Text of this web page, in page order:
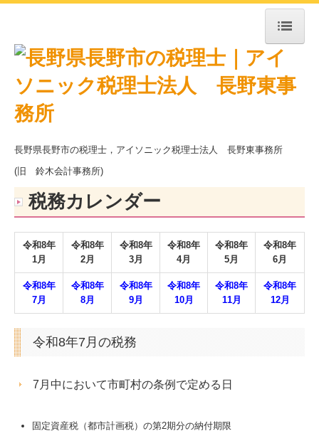
トップページ
事務所紹介
経営理念
求人情報
交通案内
業務案内
お問合せ
FX4クラウド
病院・診療所の皆様へ
社会福祉法人の皆様へ
経営者お役立ち情報
長野県長野市の税理士，アイソニック税理士法人 長野東事務所
(旧 鈴木会計事務所)
税務カレンダー
令和8年
1月
令和8年
2月
令和8年
3月
令和8年
4月
令和8年
5月
令和8年
6月
令和8年
7月
令和8年
8月
令和8年
9月
令和8年
10月
令和8年
11月
令和8年
12月
令和8年7月の税務
7月中において市町村の条例で定める日
固定資産税（都市計画税）の第2期分の納付期限